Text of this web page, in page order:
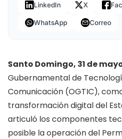
Santo Domingo, 31 de
Gubernamental de
Comunicación (OGTIC),
transformación digital del
articuló los componentes
posible la operación del
LinkedIn
X
WhatsApp Correo